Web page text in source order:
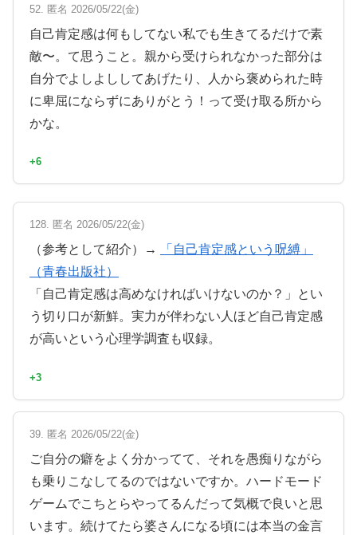
52. 匿名 2026/05/22(金)
自己肯定感は何もしてない私でも生きてるだけで素
敵〜。て思うこと。親から受けられなかった部分は
自分でよしよししてあげたり、人から褒められた時
に卑屈にならずにありがとう！って受け取る所から
かな。
+6
128. 匿名 2026/05/22(金)
（参考として紹介）→
「自己肯定感という呪縛」
（青春出版社）
「自己肯定感は高めなければいけないのか？」とい
う切り口が新鮮。実力が伴わない人ほど自己肯定感
が高いという心理学調査も収録。
+3
39. 匿名 2026/05/22(金)
ご自分の癖をよく分かってて、それを愚痴りながら
も乗りこなしてるのではないですか。ハードモード
ゲームでこちとらやってるんだって気概で良いと思
います。続けてたら婆さんになる頃には本当の金言